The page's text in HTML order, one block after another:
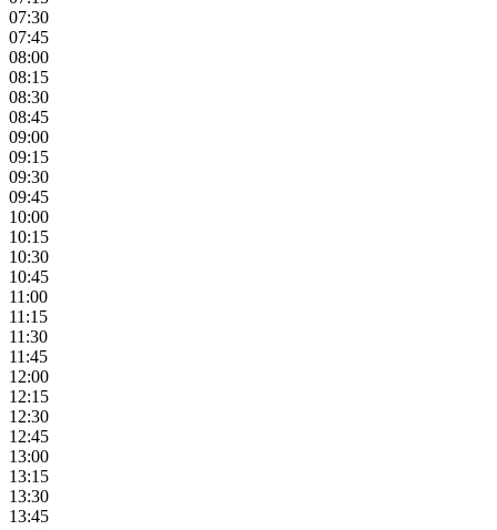
07:30
07:45
08:00
08:15
08:30
08:45
09:00
09:15
09:30
09:45
10:00
10:15
10:30
10:45
11:00
11:15
11:30
11:45
12:00
12:15
12:30
12:45
13:00
13:15
13:30
13:45